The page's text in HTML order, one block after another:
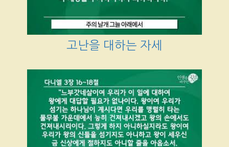
고난을 대하는 자세